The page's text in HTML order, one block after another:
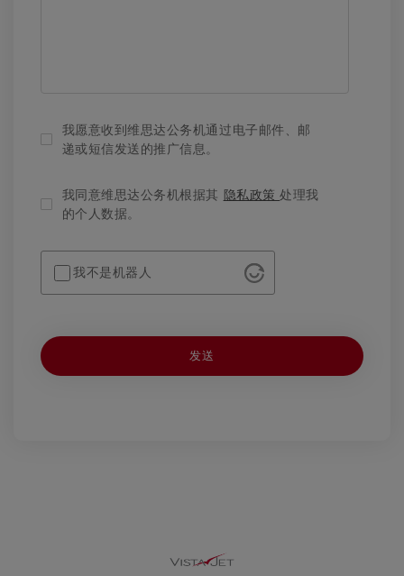
我愿意收到维思达公务机通过电子邮件、邮
递或短信发送的推广信息。
我同意维思达公务机根据其 隐私政策处理我
的个人数据。
我不是机器人